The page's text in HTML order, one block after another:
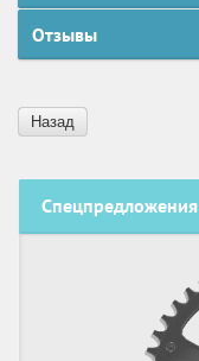
Спецпредложения
Отзывы
Назад